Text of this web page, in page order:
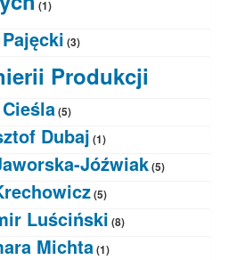
(1)
(3)
Produkcji
(5)
Dubaj (1)
Jóźwiak(5)
(5)
Luściński (8)
Michta(1)